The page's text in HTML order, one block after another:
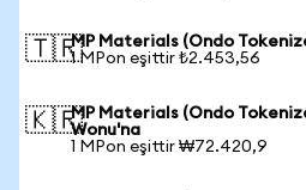
🇹🇷MP Materials (Ondo
1 MPon eşittir ₺2.453,56
🇰🇷MP Materials (Ondo
Wonu'na
1 MPon eşittir ₩72.420,9